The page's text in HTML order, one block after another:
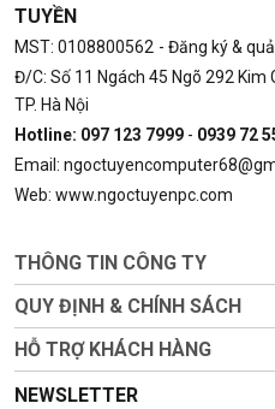
TUYỀN
MST: 0108800562 - Đăng ký &
Đ/C: Số 11 Ngách 45 Ngõ 292 Kim
TP. Hà Nội
Hotline: 097 123 7999 - 0939 72
Email:
Web: www.ngoctuyenpc.com
THÔNG TIN CÔNG TY
QUY ĐỊNH & CHÍNH SÁCH
HỖ TRỢ KHÁCH HÀNG
NEWSLETTER